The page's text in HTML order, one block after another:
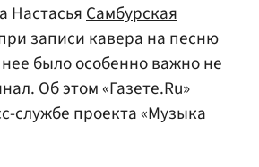
НастасьяСамбурская
записи кавера на песню
было особенно важно не
Об этом «Газете.Ru»
службе проекта «Музыка